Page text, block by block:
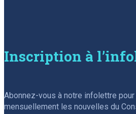
Inscription à
Abonnez-vous à notre infolettre
mensuellement les nouvelles du